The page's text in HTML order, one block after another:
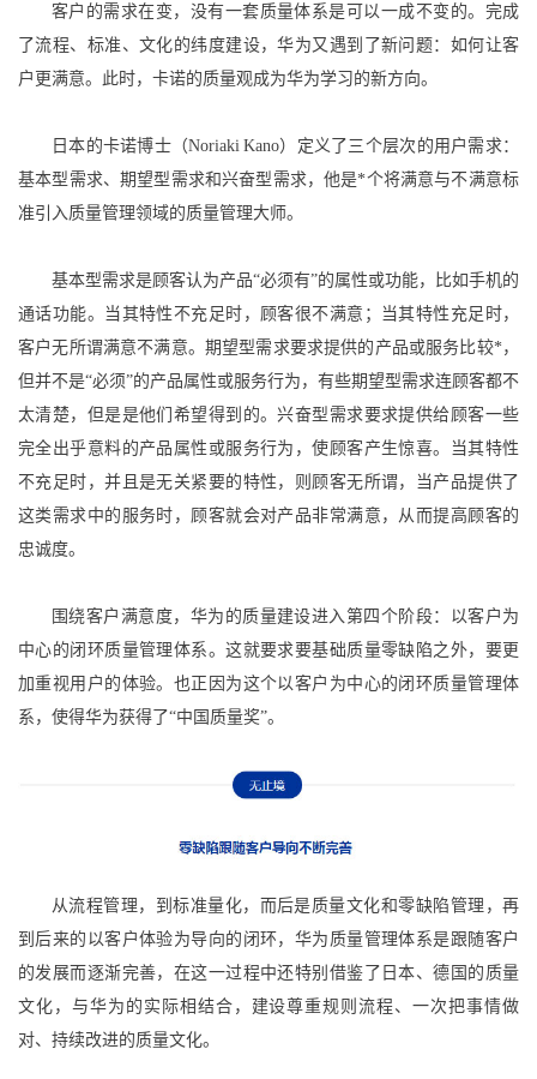
客户的需求在变，没有一套质量体系是可以一成不变的。完成
了流程、标准、文化的纬度建设，华为又遇到了新问题：如何让客
户更满意。此时，卡诺的质量观成为华为学习的新方向。
日本的卡诺博士（Noriaki Kano）定义了三个层次的用户需求：
基本型需求、期望型需求和兴奋型需求，他是*个将满意与不满意标
准引入质量管理领域的质量管理大师。
基本型需求是顾客认为产品“必须有”的属性或功能，比如手机的
通话功能。当其特性不充足时，顾客很不满意；当其特性充足时，
客户无所谓满意不满意。期望型需求要求提供的产品或服务比较*，
但并不是“必须”的产品属性或服务行为，有些期望型需求连顾客都不
太清楚，但是是他们希望得到的。兴奋型需求要求提供给顾客一些
完全出乎意料的产品属性或服务行为，使顾客产生惊喜。当其特性
不充足时，并且是无关紧要的特性，则顾客无所谓，当产品提供了
这类需求中的服务时，顾客就会对产品非常满意，从而提高顾客的
忠诚度。
围绕客户满意度，华为的质量建设进入第四个阶段：以客户为
中心的闭环质量管理体系。这就要求要基础质量零缺陷之外，要更
加重视用户的体验。也正因为这个以客户为中心的闭环质量管理体
系，使得华为获得了“中国质量奖”。
从流程管理，到标准量化，而后是质量文化和零缺陷管理，再
到后来的以客户体验为导向的闭环，华为质量管理体系是跟随客户
的发展而逐渐完善，在这一过程中还特别借鉴了日本、德国的质量
文化，与华为的实际相结合，建设尊重规则流程、一次把事情做
对、持续改进的质量文化。